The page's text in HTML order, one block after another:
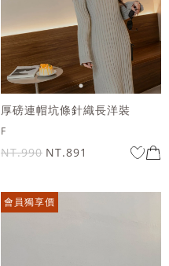
厚磅連帽坑條針織長洋裝
F
NT.990 NT.891
會員獨享價